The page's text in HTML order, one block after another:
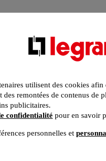
utilisent des cookies
remontées de contenus de
publicitaires.
confidentialité pour en savoir
personnelles et